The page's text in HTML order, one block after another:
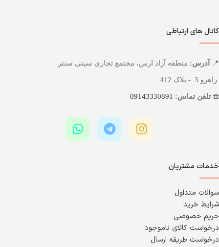
کانال های ارتباطی
📍 آدرس: منطقه آزاد ارس، مجتمع تجاری سیتی سنتر
راهرو 3 - پلاک 412
☎️تلفن تماس: 09143330891
خدمات مشتریان
سوالات متداول
شرایط خرید
حریم خصوصی
درخواست کالای ناموجود
درخواست طریقه ارسال